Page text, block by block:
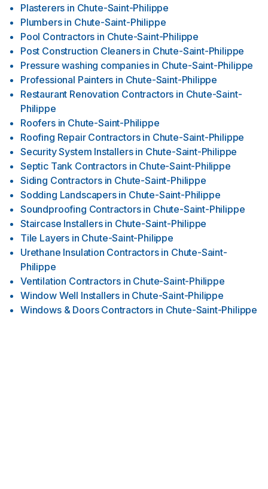
Plasterers in Chute-Saint-Philippe
Plumbers in Chute-Saint-Philippe
Pool Contractors in Chute-Saint-Philippe
Post Construction Cleaners in Chute-Saint-Philippe
Pressure washing companies in Chute-Saint-Philippe
Professional Painters in Chute-Saint-Philippe
Restaurant Renovation Contractors in Chute-Saint-
Philippe
Roofers in Chute-Saint-Philippe
Roofing Repair Contractors in Chute-Saint-Philippe
Security System Installers in Chute-Saint-Philippe
Septic Tank Contractors in Chute-Saint-Philippe
Siding Contractors in Chute-Saint-Philippe
Sodding Landscapers in Chute-Saint-Philippe
Soundproofing Contractors in Chute-Saint-Philippe
Staircase Installers in Chute-Saint-Philippe
Tile Layers in Chute-Saint-Philippe
Urethane Insulation Contractors in Chute-Saint-
Philippe
Ventilation Contractors in Chute-Saint-Philippe
Window Well Installers in Chute-Saint-Philippe
Windows & Doors Contractors in Chute-Saint-Philippe